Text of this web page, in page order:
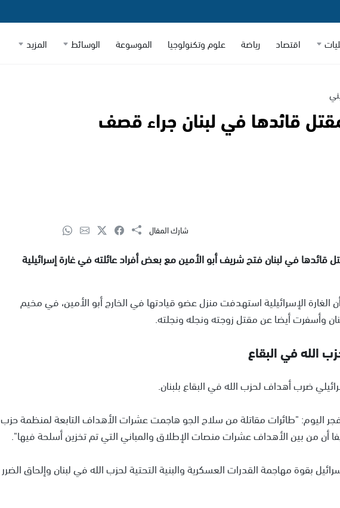
اقتصاد رياضة علوم وتكنولوجيا الموسوعة الوسائط المزيد
قائدها في لبنان جراء قصف
شارك المقال
قائدها في لبنان فتح شريف أبو الأمين مع بعض أفراد عائلته في غارة إسرائيلية
الغارة الإسرائيلية استهدفت منزل عضو قيادتها في الخارج أبو الأمين، في مخيم
وأسفرت أيضا عن مقتل زوجته ونجله ونجلته.
الله في البقاع
ضرب أهداف لحزب الله في البقاع بلبنان.
اليوم: "طائرات مقاتلة من سلاح الجو هاجمت عشرات الأهداف التابعة لمنظمة حزب
أن من بين الأهداف عشرات منصات الإطلاق والمباني التي تم تخزين أسلحة فيها".
بقوة مهاجمة القدرات العسكرية والبنية التحتية لحزب الله في لبنان وإلحاق الضرر